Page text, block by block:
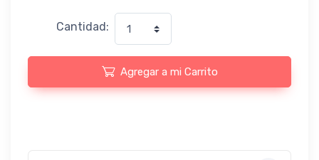
Cantidad:
Agregar a mi Carrito